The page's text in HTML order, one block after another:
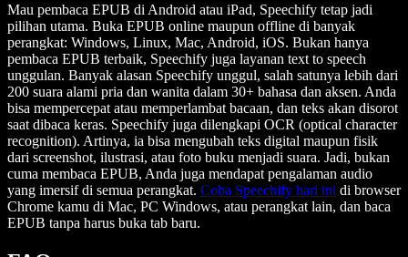
Mau pembaca EPUB di Android atau iPad, Speechify tetap jadi
pilihan utama. Buka EPUB online maupun offline di banyak
perangkat: Windows, Linux, Mac, Android, iOS. Bukan hanya
pembaca EPUB terbaik, Speechify juga layanan text to speech
unggulan. Banyak alasan Speechify unggul, salah satunya lebih dari
200 suara alami pria dan wanita dalam 30+ bahasa dan aksen. Anda
bisa mempercepat atau memperlambat bacaan, dan teks akan disorot
saat dibaca keras. Speechify juga dilengkapi OCR (optical character
recognition). Artinya, ia bisa mengubah teks digital maupun fisik
dari screenshot, ilustrasi, atau foto buku menjadi suara. Jadi, bukan
cuma membaca EPUB, Anda juga mendapat pengalaman audio
yang imersif di semua perangkat. Coba Speechify hari ini di browser
Chrome kamu di Mac, PC Windows, atau perangkat lain, dan baca
EPUB tanpa harus buka tab baru.